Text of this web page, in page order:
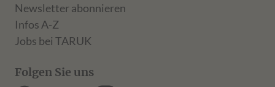
Newsletter abonnieren
Infos A-Z
Jobs bei TARUK
Folgen Sie uns